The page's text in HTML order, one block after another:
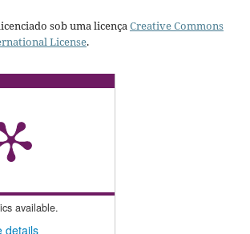
sob uma licençaCreative Commons
License.
available.
details